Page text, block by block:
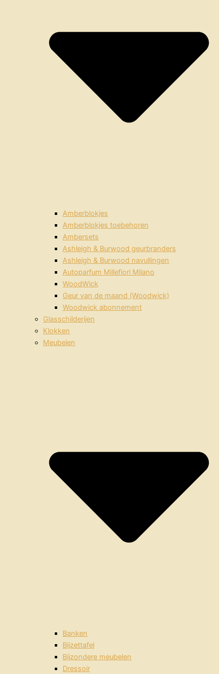
Amberblokjes
Amberblokjes toebehoren
Ambersets
Ashleigh & Burwood geurbranders
Ashleigh & Burwood navullingen
Autoparfum Millefiori Milano
WoodWick
Geur van de maand (Woodwick)
Woodwick abonnement
Glasschilderijen
Klokken
Meubelen
Banken
Bijzettafel
Bijzondere meubelen
Dressoir